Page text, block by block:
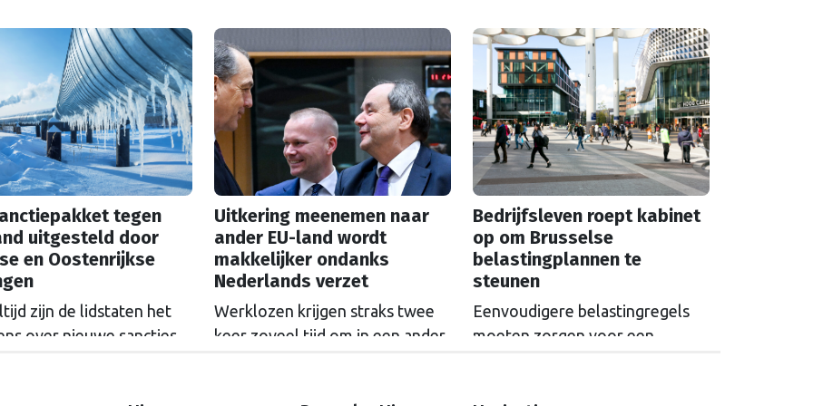
staat de man die
op zijn geweten
Nigel Farage, aan kop in
Oud SER-
Marko Bos duikt
in deze paradox.
opstelling van het kabinet. Te
lang wachten kosten geld.
Reden voor voor oud SER-
hoofdeconoom Marko Bos om
er in te duiken.
Is dat terecht? Oud SER-
hoofdeconoom Marko Bos duikt
in de cijfers.
tegen
uitgesteld door
en Oostenrijkse
zijn de lidstaten het
over nieuwe sancties
Uitkering meenemen naar
ander EU-land wordt
makkelijker ondanks
Nederlands verzet
Werklozen krijgen straks twee
keer zoveel tijd om in een ander
Bedrijfsleven roept kabinet
op om Brusselse
belastingplannen te
steunen
Eenvoudigere belastingregels
moeten zorgen voor een